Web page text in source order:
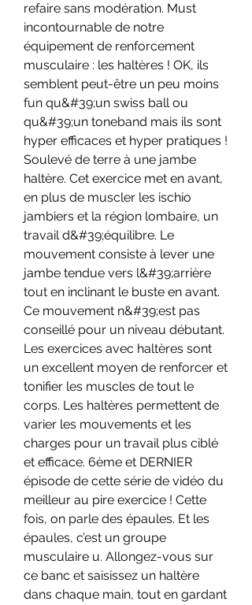
refaire sans modération. Must
incontournable de notre
équipement de renforcement
musculaire : les haltères ! OK, ils
semblent peut-être un peu moins
fun qu&#39;un swiss ball ou
qu&#39;un toneband mais ils sont
hyper efficaces et hyper pratiques !
Soulevé de terre à une jambe
haltère. Cet exercice met en avant,
en plus de muscler les ischio
jambiers et la région lombaire, un
travail d&#39;équilibre. Le
mouvement consiste à lever une
jambe tendue vers l&#39;arrière
tout en inclinant le buste en avant.
Ce mouvement n&#39;est pas
conseillé pour un niveau débutant.
Les exercices avec haltères sont
un excellent moyen de renforcer et
tonifier les muscles de tout le
corps. Les haltères permettent de
varier les mouvements et les
charges pour un travail plus ciblé
et efficace. 6ème et DERNIER
épisode de cette série de vidéo du
meilleur au pire exercice ! Cette
fois, on parle des épaules. Et les
épaules, c’est un groupe
musculaire u. Allongez-vous sur
ce banc et saisissez un haltère
dans chaque main, tout en gardant